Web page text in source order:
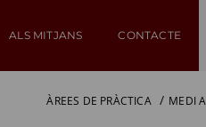
ALS MITJANS CONTACTE
ÀREES DE PRÀCTICA MEDI